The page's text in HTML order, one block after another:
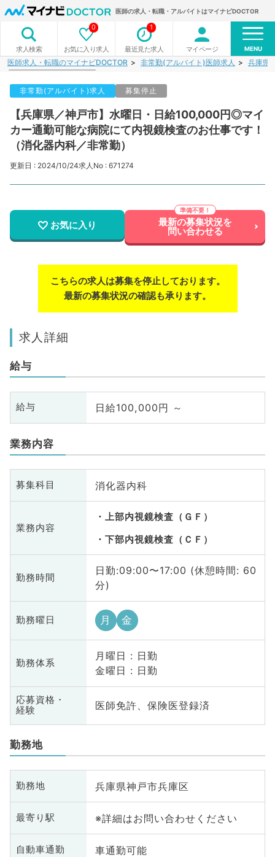
医師の求人・転職・アルバイトはマイナビDOCTOR
求人検索 お気に入り求人
0
最近見た求人
1
マイページ MENU
医師求人・転職のマイナビDOCTOR 非常勤(アルバイト)医師求人 兵庫県
非常勤(アルバイト)求人 募集停止
【兵庫県／神戸市】水曜日・日給100,000円◎マイ
カー通勤可能な病院にて内視鏡検査のお仕事です！
（消化器内科／非常勤）
更新日 : 2024/10/24求人No : 671274
お気に入り 最新の募集状況を
問い合わせる
こちらの求人は募集を停止しております。
最新の募集状況の確認も承ります。
求人詳細
給与
給与 日給100,000円 ～
業務内容
募集科目 消化器内科
業務内容
上部内視鏡検査（ＧＦ）
下部内視鏡検査（ＣＦ）
勤務時間
日勤:09:00〜17:00 (休憩時間: 60
分)
勤務曜日 月 金
勤務体系
月曜日 : 日勤
金曜日 : 日勤
応募資格・
経験
医師免許、保険医登録済
勤務地
勤務地 兵庫県神戸市兵庫区
最寄り駅 ※詳細はお問い合わせください
自動車通勤 車通勤可能